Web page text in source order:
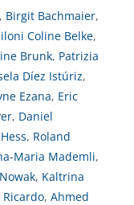
, Birgit Bachmaier,
Coline Belke,
Brunk, Patrizia
Díez Istúriz,
Ezana, Eric
, Daniel
, Roland
Maria Mademli,
, Kaltrina
Ricardo, Ahmed